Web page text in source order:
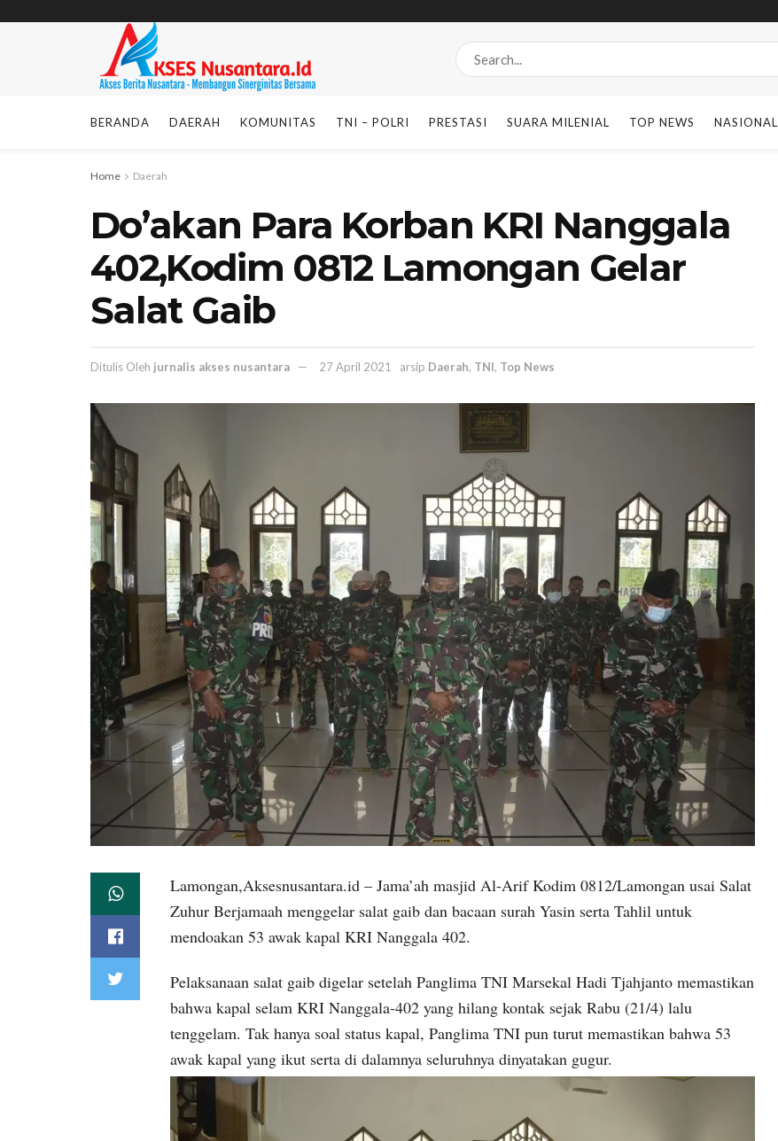
BERANDA DAERAH KOMUNITAS TNI – POLRI PRESTASI SUARA MILENIAL TOP NEWS NASIONAL
Home Daerah
Do’akan Para Korban KRI Nanggala
402,Kodim 0812 Lamongan Gelar
Salat Gaib
Ditulis Oleh jurnalis akses nusantara 27 April 2021 arsip Daerah, TNI, Top News
Lamongan,Aksesnusantara.id – Jama’ah masjid Al-Arif Kodim 0812/Lamongan usai Salat
Zuhur Berjamaah menggelar salat gaib dan bacaan surah Yasin serta Tahlil untuk
mendoakan 53 awak kapal KRI Nanggala 402.
Pelaksanaan salat gaib digelar setelah Panglima TNI Marsekal Hadi Tjahjanto memastikan
bahwa kapal selam KRI Nanggala-402 yang hilang kontak sejak Rabu (21/4) lalu
tenggelam. Tak hanya soal status kapal, Panglima TNI pun turut memastikan bahwa 53
awak kapal yang ikut serta di dalamnya seluruhnya dinyatakan gugur.